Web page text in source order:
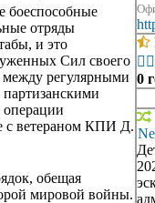
боеспособные
отряды
и это
Сил своего
между регулярными
с ветераном КПИ Д.
обещая
мировой войны.
 
0